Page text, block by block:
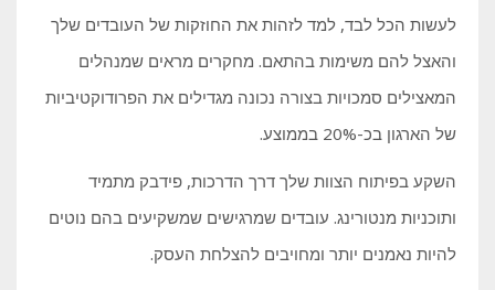
לעשות הכל לבד, למד לזהות את החוזקות של העובדים שלך
והאצל להם משימות בהתאם. מחקרים מראים שמנהלים
המאצילים סמכויות בצורה נכונה מגדילים את הפרודוקטיביות
של הארגון בכ-20% בממוצע.
השקע בפיתוח הצוות שלך דרך הדרכות, פידבק מתמיד
ותוכניות מנטורינג. עובדים שמרגישים שמשקיעים בהם נוטים
להיות נאמנים יותר ומחויבים להצלחת העסק.